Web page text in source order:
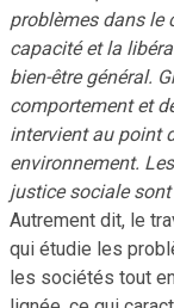
problèmes dans le
capacité et la
bien-être général.
comportement et
intervient au point
environnement.
justice sociale
Autrement dit, le
qui étudie les
les sociétés tout